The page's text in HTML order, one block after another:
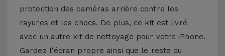
protection des caméras arrière contre les
rayures et les chocs. De plus, ce kit est livré
avec un autre kit de nettoyage pour votre iPhone.
Gardez l'écran propre ainsi que le reste du